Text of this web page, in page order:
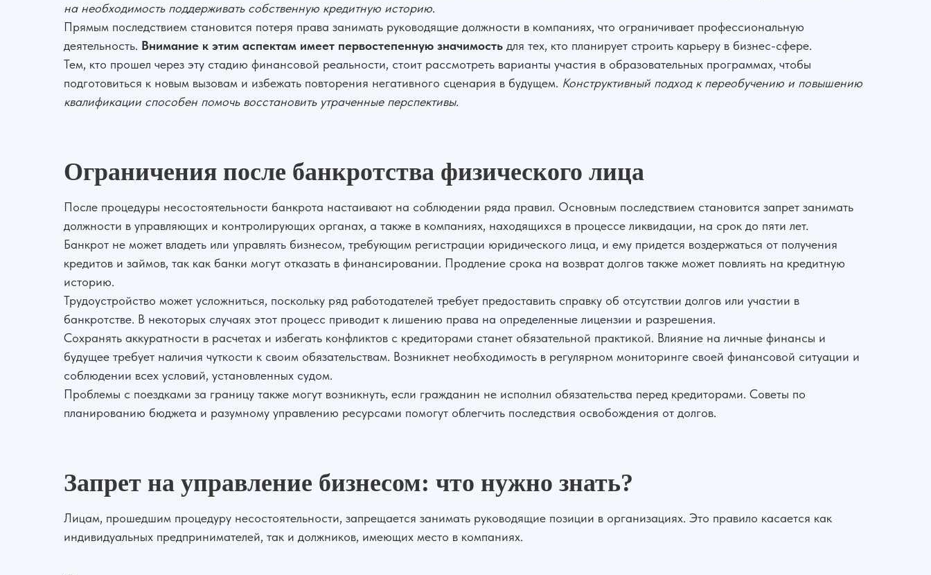
на необходимость поддерживать собственную кредитную историю.
Прямым последствием становится потеря права занимать руководящие должности в компаниях, что ограничивает профессиональную
деятельность. Внимание к этим аспектам имеет первостепенную значимость для тех, кто планирует строить карьеру в бизнес-сфере.
Тем, кто прошел через эту стадию финансовой реальности, стоит рассмотреть варианты участия в образовательных программах, чтобы
подготовиться к новым вызовам и избежать повторения негативного сценария в будущем. Конструктивный подход к переобучению и повышению
квалификации способен помочь восстановить утраченные перспективы.
Ограничения после банкротства физического лица
После процедуры несостоятельности банкрота настаивают на соблюдении ряда правил. Основным последствием становится запрет занимать
должности в управляющих и контролирующих органах, а также в компаниях, находящихся в процессе ликвидации, на срок до пяти лет.
Банкрот не может владеть или управлять бизнесом, требующим регистрации юридического лица, и ему придется воздержаться от получения
кредитов и займов, так как банки могут отказать в финансировании. Продление срока на возврат долгов также может повлиять на кредитную
историю.
Трудоустройство может усложниться, поскольку ряд работодателей требует предоставить справку об отсутствии долгов или участии в
банкротстве. В некоторых случаях этот процесс приводит к лишению права на определенные лицензии и разрешения.
Сохранять аккуратности в расчетах и избегать конфликтов с кредиторами станет обязательной практикой. Влияние на личные финансы и
будущее требует наличия чуткости к своим обязательствам. Возникнет необходимость в регулярном мониторинге своей финансовой ситуации и
соблюдении всех условий, установленных судом.
Проблемы с поездками за границу также могут возникнуть, если гражданин не исполнил обязательства перед кредиторами. Советы по
планированию бюджета и разумному управлению ресурсами помогут облегчить последствия освобождения от долгов.
Запрет на управление бизнесом: что нужно знать?
Лицам, прошедшим процедуру несостоятельности, запрещается занимать руководящие позиции в организациях. Это правило касается как
индивидуальных предпринимателей, так и должников, имеющих место в компаниях.